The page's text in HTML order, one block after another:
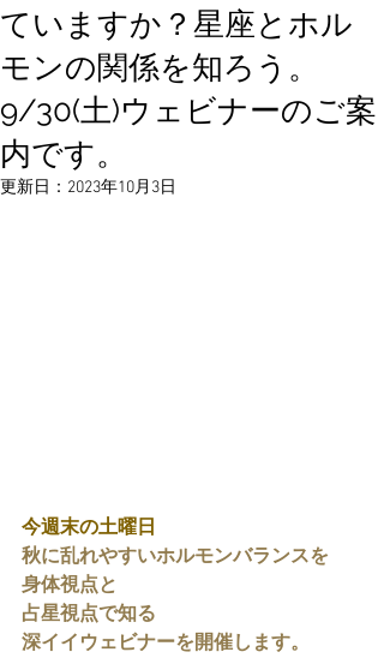
ていますか？星座とホル
モンの関係を知ろう。
9/30(土)ウェビナーのご案
内です。
更新日： 2023年10月3日
今週末の土曜日
秋に乱れやすいホルモンバランスを
身体視点と
占星視点で知る
深イイウェビナーを開催します。